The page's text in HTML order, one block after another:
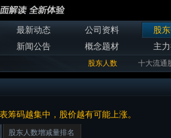
最新动态 公司资料
股
新闻公告
概念题材 主
股东人数 十大流通
筹码越集中，股价越有可能上涨。
股东人数增减量排名